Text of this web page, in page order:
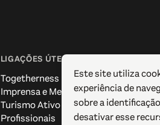
LIGAÇÕES ÚTEIS
Togetherness
Imprensa e Media
Turismo Ativo
Profissionais
X
Este site utiliza
experiência de
sobre a
desativar esse